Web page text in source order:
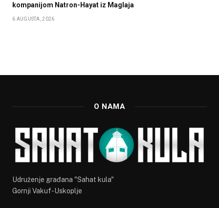
kompanijom Natron-Hayat iz Maglaja
6 AUGUSTA, 2026
O NAMA
Udruženje građana "Sahat kula"
Gornji Vakuf-Uskoplje